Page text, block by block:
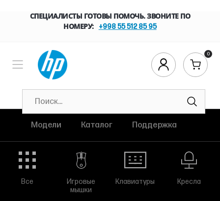
СПЕЦИАЛИСТЫ ГОТОВЫ ПОМОЧЬ. ЗВОНИТЕ ПО
НОМЕРУ:
+998 55 512 85 95
0
Модели Каталог Поддержка
Все
Игровые
мышки
Клавиатуры Кресла